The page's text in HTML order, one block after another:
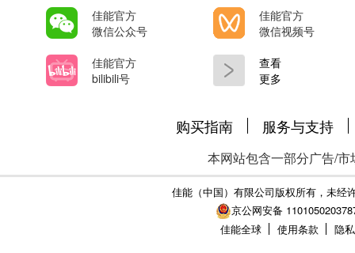
佳能官方
微信公众号
佳能官方
微信视频号
佳能官方
bilibili号
查看
更多
购买指南 服务与支持
本网站包含一部分广告/
佳能（中国）有限公司版权所有，未经
京公网安备
佳能全球
使用条款 隐